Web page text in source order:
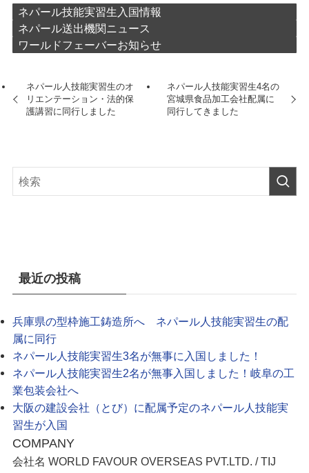
ネパール技能実習生入国情報
ネパール送出機関ニュース
ワールドフェーバーお知らせ
ネパール人技能実習生のオ
リエンテーション・法的保
護講習に同行しました
ネパール人技能実習生4名の
宮城県食品加工会社配属に
同行してきました
最近の投稿
兵庫県の型枠施工鋳造所へ ネパール人技能実習生の配
属に同行
ネパール人技能実習生3名が無事に入国しました！
ネパール人技能実習生2名が無事入国しました！岐阜の工
業包装会社へ
大阪の建設会社（とび）に配属予定のネパール人技能実
習生が入国
COMPANY
会社名 WORLD FAVOUR OVERSEAS PVT.LTD. / TIJ